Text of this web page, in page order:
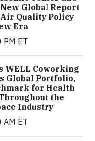
Global Report
Quality Policy
Era
ET
WELL Coworking
Global Portfolio,
for Health
the
Industry
ET